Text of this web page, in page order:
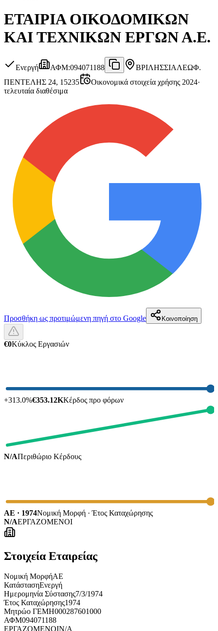
ΕΤΑΙΡΙΑ ΟΙΚΟΔΟΜΙΚΩΝ
ΚΑΙ ΤΕΧΝΙΚΩΝ ΕΡΓΩΝ Α.Ε.
Ενεργή ΑΦΜ:094071188 ΒΡΙΛΗΣΣΙΑΛΕΩΦ.
ΠΕΝΤΕΛΗΣ 24, 15235
Οικονομικά στοιχεία χρήσης 2024·
τελευταία διαθέσιμα
Προσθήκη ως προτιμώμενη πηγή στο Google Κοινοποίηση
€0Κύκλος Εργασιών
+313.0%€353.12KΚέρδος προ φόρων
N/AΠεριθώριο Κέρδους
ΑΕ · 1974Νομική Μορφή · Έτος Καταχώρησης
N/AΕΡΓΑΖΟΜΕΝΟΙ
Στοιχεία Εταιρείας
Νομική ΜορφήΑΕ
ΚατάστασηΕνεργή
Ημερομηνία Σύστασης7/3/1974
Έτος Καταχώρησης1974
Μητρώο ΓΕΜΗ000287601000
ΑΦΜ094071188
ΕΡΓΑΖΟΜΕΝΟΙN/A